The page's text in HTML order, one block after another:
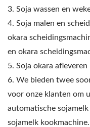
3. Soja wassen en
4. Soja malen en
okara
en okara
5. Soja okara
6. We bieden twee
voor onze klanten om
automatische
sojamelk kookmachine.